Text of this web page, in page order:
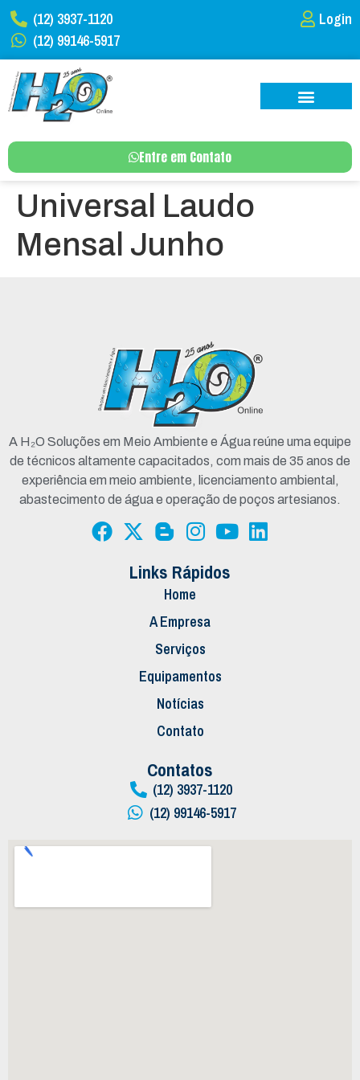
(12) 3937-1120
(12) 99146-5917
Login
Entre em Contato
Universal Laudo
Mensal Junho
A H₂O Soluções em Meio Ambiente e Água reúne uma equipe
de técnicos altamente capacitados, com mais de 35 anos de
experiência em meio ambiente, licenciamento ambiental,
abastecimento de água e operação de poços artesianos.
Links Rápidos
Home
A Empresa
Serviços
Equipamentos
Notícias
Contato
Contatos
(12) 3937-1120
(12) 99146-5917